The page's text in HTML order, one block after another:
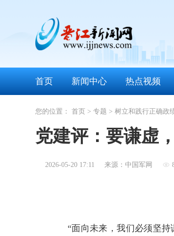
首页 新闻中心 热点视频
您的位置： 首页 > 专题 > 树立和践行正确政
党建评：要谦虚
2026-05-20 17:11 来源：中国军网
“面向未来，我们必须坚